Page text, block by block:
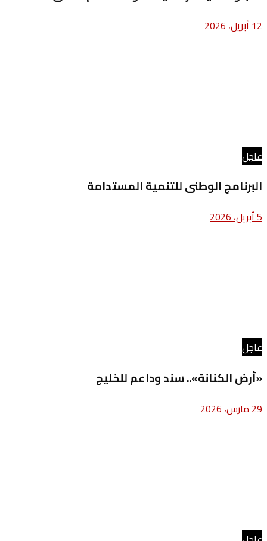
12 أبريل، 2026
عاجل
البرنامج الوطنى للتنمية المستدامة
5 أبريل، 2026
عاجل
«أرض الكنانة».. سند وداعم للخليج
29 مارس، 2026